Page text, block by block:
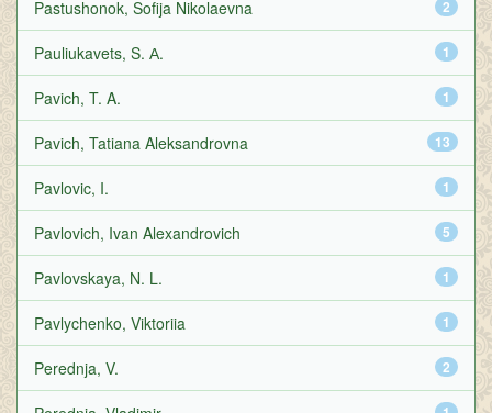
Pastushonok, Sofija Nikolaevna 2
Pauliukavets, S. А. 1
Pavich, T. A. 1
Pavich, Tatiana Aleksandrovna 13
Pavlovic, I. 1
Pavlovich, Ivan Alexandrovich 5
Pavlovskaya, N. L. 1
Pavlychenko, Viktoriia 1
Perednja, V. 2